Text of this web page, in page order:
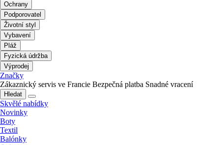
Ochrany
Podporovatel
Životní styl
Vybavení
Pláž
Fyzická údržba
Výprodej
Značky
Zákaznický servis ve Francie Bezpečná platba Snadné vracení
Hledat
Skvělé nabídky
Novinky
Boty
Textil
Balónky